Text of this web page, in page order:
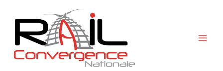
contenu